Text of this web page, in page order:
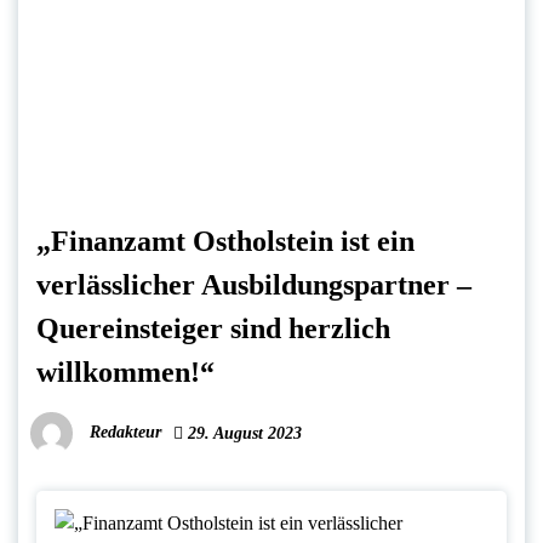
„Finanzamt Ostholstein ist ein
verlässlicher Ausbildungspartner –
Quereinsteiger sind herzlich
willkommen!“
Redakteur 29. August 2023